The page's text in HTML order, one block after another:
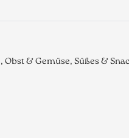
& Gemüse, Süßes &